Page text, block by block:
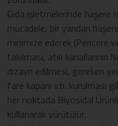
Gıda işletmelerinde haşere
mücadele, bir yandan
minimize ederek (Pencere
takılması, atık kanallarının
dizayn edilmesi, gereken
fare kapanı v.b. kurulması
her noktada Biyosidal
kullanarak yürütülür.